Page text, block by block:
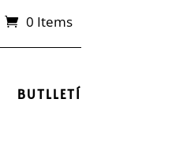
0 Items
BUTLLETÍ